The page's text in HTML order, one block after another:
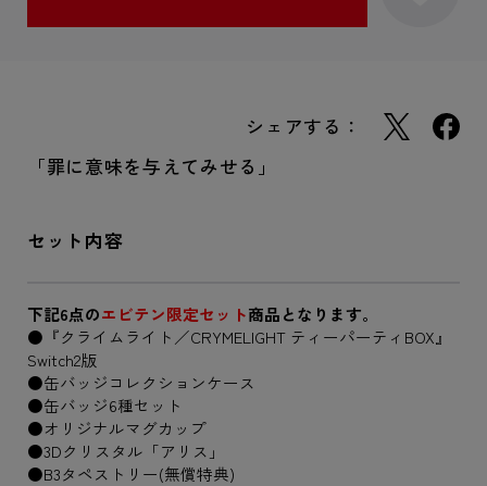
シェアする：
「罪に意味を与えてみせる」
セット内容
下記6点のエビテン限定セット商品となります。
●『クライムライト／CRYMELIGHT ティーパーティBOX』
Switch2版
●缶バッジコレクションケース
●缶バッジ6種セット
●オリジナルマグカップ
●3Dクリスタル「アリス」
●B3タペストリー(無償特典)